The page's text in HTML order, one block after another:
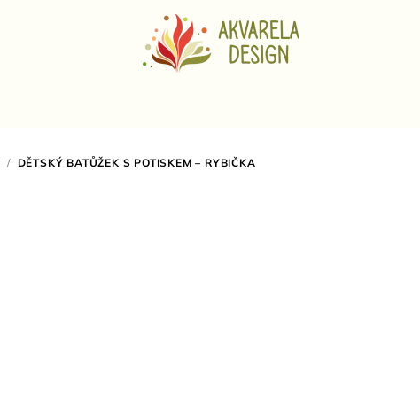
/ DĚTSKÝ BATŮŽEK S POTISKEM – RYBIČKA